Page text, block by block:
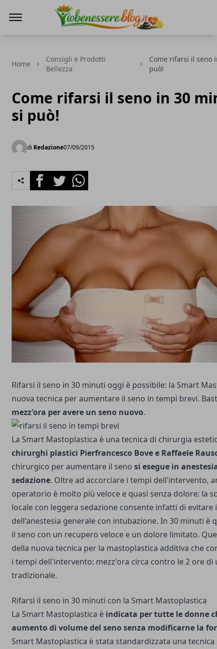
Home
Consigli e Prodotti
Bellezza
Come rifarsi il seno
può!
Come rifarsi il seno in 30
si può!
di Redazione07/09/2015
FacebookTwitterWhatsapp
Rifarsi il seno in 30 minuti oggi è possibile: la Smart
nuova tecnica per aumentare il seno in tempi brevi.
mezz'ora per avere un seno nuovo.
La Smart Mastoplastica è una tecnica di chirurgia
chirurghi plastici Pierfrancesco Bove e Raffaele
chirurgico per aumentare il seno si esegue in
sedazione. Oltre ad accorciare i tempi dell'intervento,
operatorio è molto più veloce e quasi senza dolore: la
locale con leggera sedazione consente infatti di
dell'anestesia generale con intubazione. In 30 minuti è
il seno con un recupero veloce e un dolore limitato.
della nuova tecnica per la mastoplastica additiva che
i tempi dell'intervento: mezz'ora circa contro le 2 ore di
tradizionale.
Rifarsi il seno in 30 minuti con la Smart Mastoplastica
La Smart Mastoplastica è indicata per tutte le donne
aumento di volume del seno senza modificarne la
Smart Mastoplastica è stata standardizzata una